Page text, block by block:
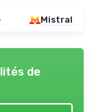
Mistral
de